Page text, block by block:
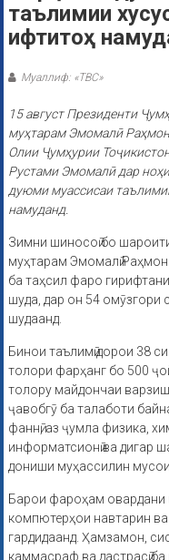
таълимии
ифтитоҳ
Муаллиф: «ТВС»
15 август Президенти
муҳтарам Эмомалӣ
Олии Ҷумҳурии
Рустами Эмомалӣ дар
дуюми муассисаи
намуданд.
Зимни шиносоӣ бо
муҳтарам Эмомалӣ
ба таҳсил фаро
шуда, дар он 54 омӯзгори
шудаанд.
Бинои таълимӣ дорои 38
толори фарҳанг бо 500
толору майдончаи
ҷавобгӯ ба талаботи
фаннӣ, аз ҷумла физика,
информатсионӣ ва дигар
дониши муҳассилин
Барои фароҳам
компютерҳои навтарин ва
гардидаанд. Ҳамзамон,
каммасраф ва дастрасӣ